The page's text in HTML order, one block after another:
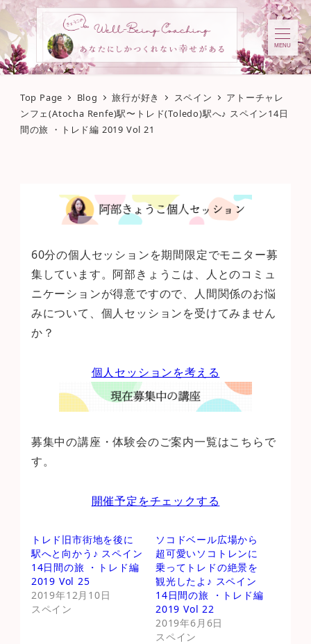
MENU
Top Page Blog 旅行が好き スペイン
アトーチャレ
ンフェ(Atocha Renfe)駅〜トレド(Toledo)駅へ♪ スペイン14日
間の旅 ・トレド編 2019 Vol 21
60分の個人セッションを期間限定でモニター募
集しています。阿部きょうこは、人とのコミュ
ニケーションが得意ですので、人間関係のお悩
みについて、個人セッションを受けてみません
か？
個人セッションを考える
募集中の講座・体験会のご案内一覧はこちらで
す。
開催予定をチェックする
トレド旧市街地を後に
駅へと向かう♪ スペイン
14日間の旅 ・トレド編
2019 Vol 25
2019年12月10日
スペイン
ソコドベール広場から
超可愛いソコトレンに
乗ってトレドの絶景を
観光したよ♪ スペイン
14日間の旅 ・トレド編
2019 Vol 22
2019年6月6日
スペイン